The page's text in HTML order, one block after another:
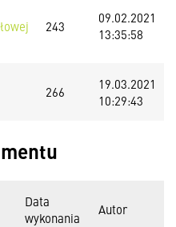
243
09.02.2021
13:35:58
266
19.03.2021
10:29:43
Data
wykonania
Autor